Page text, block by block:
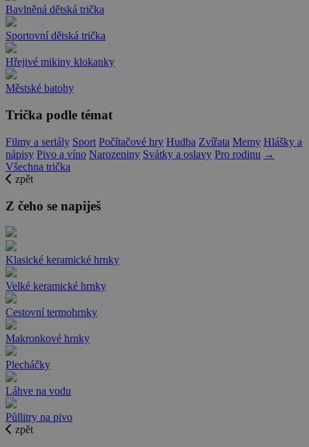
Bavlněná dětská trička
Sportovní dětská trička
Hřejivé mikiny klokanky
Městské batohy
Trička podle témat
Filmy a seriály Sport Počítačové hry Hudba Zvířata Memy Hlášky a
nápisy Pivo a víno Narozeniny Svátky a oslavy Pro rodinu →
Všechna trička
zpět
Z čeho se napiješ
Klasické keramické hrnky
Velké keramické hrnky
Cestovní termohrnky
Makronkové hrnky
Plecháčky
Láhve na vodu
Půllitry na pivo
zpět